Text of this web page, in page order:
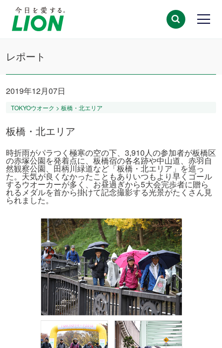
レポート
2019年12月07日
TOKYOウオーク > 板橋・北エリア
板橋・北エリア
時折雨がパラつく極寒の空の下、3,910人の参加者が板橋区
の赤塚公園を発着点に、板橋宿の各名跡や中山道、赤羽自
然観察公園、田柄川緑道など「板橋・北エリア」を巡っ
た。天気が良くなかったこともありいつもより早くゴール
するウオーカーが多く、お昼過ぎから5大会完歩者に贈ら
れるメダルを首から掛けて記念撮影する光景がたくさん見
られました。